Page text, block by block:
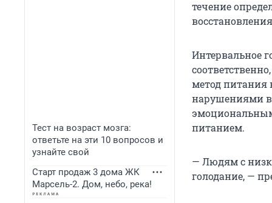
Тест на возраст мозга:
ответьте на эти 10 вопросов и
узнайте свой
Старт продаж 3 дома ЖК
Марсель-2. Дом, небо, река!
течение
Интервальное
метод питания
нарушениями в
питанием.
— Людям с
голодание, —